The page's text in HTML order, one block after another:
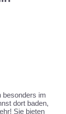
besonders im
dort baden,
Sie bieten